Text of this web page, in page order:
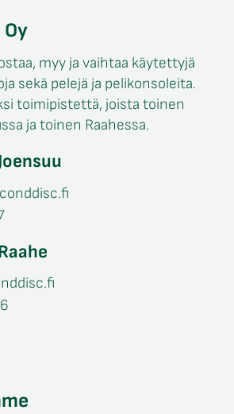
myy ja vaihtaa käytettyjä
sekä pelejä ja pelikonsoleita.
toimipistettä, joista toinen
ja toinen Raahessa.